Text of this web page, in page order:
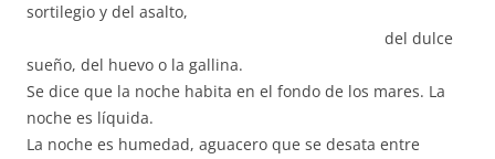
sortilegio y del asalto,
del dulce
sueño, del huevo o la gallina.
Se dice que la noche habita en el fondo de los mares. La
noche es líquida.
La noche es humedad, aguacero que se desata entre